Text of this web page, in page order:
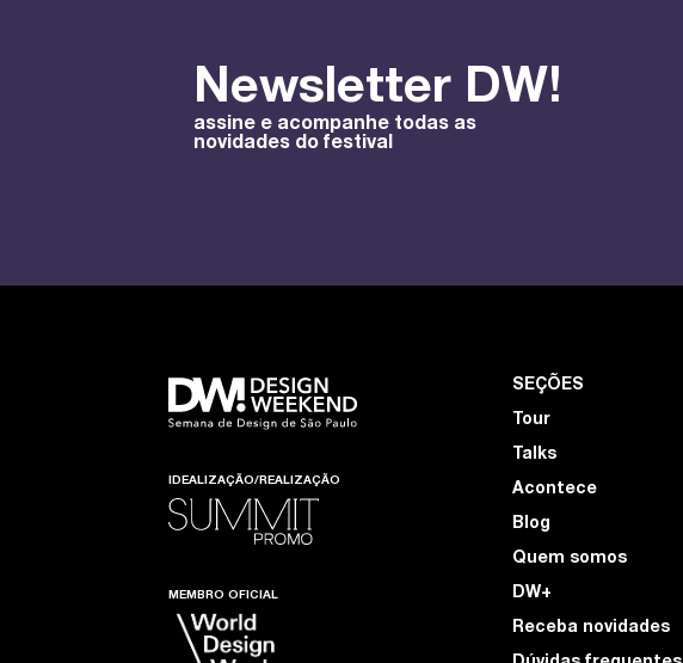
Newsletter DW!
assine e acompanhe todas as
novidades do festival
IDEALIZAÇÃO/REALIZAÇÃO
MEMBRO OFICIAL
SEÇÕES
Tour
Talks
Acontece
Blog
Quem somos
DW+
Receba novidades